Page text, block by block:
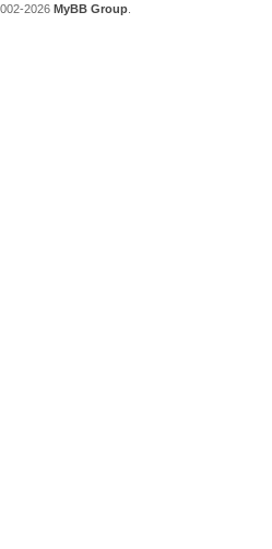
2026 MyBB Group.